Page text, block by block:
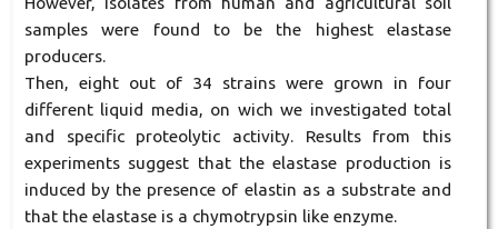
samples were found to be the highest elastase
producers.
Then, eight out of 34 strains were grown in four
different liquid media, on wich we investigated total
and specific proteolytic activity. Results from this
experiments suggest that the elastase production is
induced by the presence of elastin as a substrate and
that the elastase is a chymotrypsin like enzyme.